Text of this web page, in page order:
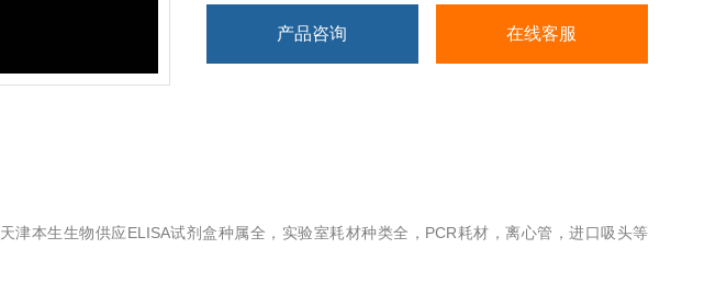
产品咨询 在线客服
天津本生生物供应ELISA试剂盒种属全，实验室耗材种类全，PCR耗材，离心管，进口吸头等